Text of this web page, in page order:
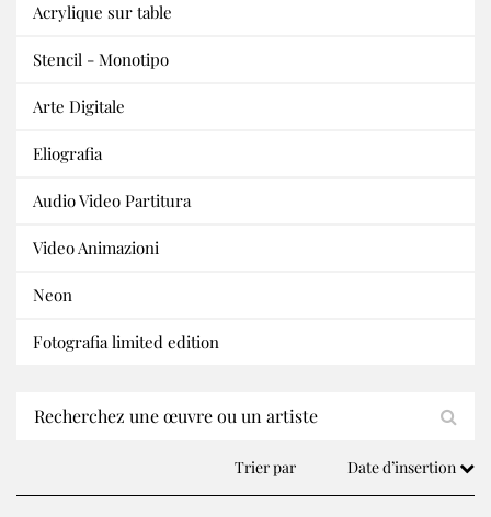
Acrylique sur table
Stencil - Monotipo
Arte Digitale
Eliografia
Audio Video Partitura
Video Animazioni
Neon
Fotografia limited edition
Trier par Date d’insertion